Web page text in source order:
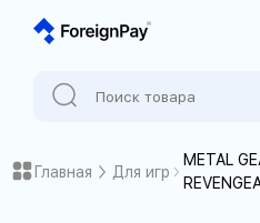
Главная Для игр
METAL